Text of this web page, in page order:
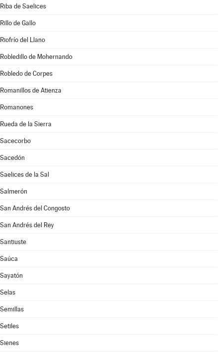
Riba de Saelices
Rillo de Gallo
Riofrío del Llano
Robledillo de Mohernando
Robledo de Corpes
Romanillos de Atienza
Romanones
Rueda de la Sierra
Sacecorbo
Sacedón
Saelices de la Sal
Salmerón
San Andrés del Congosto
San Andrés del Rey
Santiuste
Saúca
Sayatón
Selas
Semillas
Setiles
Sienes